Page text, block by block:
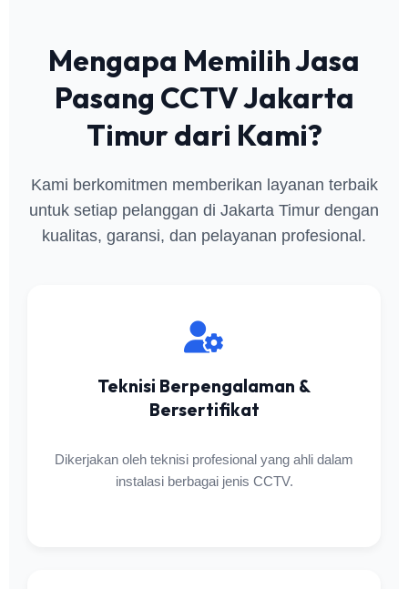
Mengapa Memilih Jasa
Pasang CCTV Jakarta
Timur dari Kami?
Kami berkomitmen memberikan layanan terbaik
untuk setiap pelanggan di Jakarta Timur dengan
kualitas, garansi, dan pelayanan profesional.
Teknisi Berpengalaman &
Bersertifikat
Dikerjakan oleh teknisi profesional yang ahli dalam
instalasi berbagai jenis CCTV.